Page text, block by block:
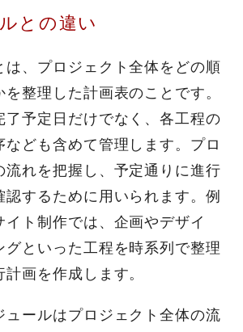
との違い
は、プロジェクト全体をどの順
整理した計画表のことです。
了予定日だけでなく、各工程の
なども含めて管理します。プロ
流れを把握し、予定通りに進行
認するために用いられます。例
イト制作では、企画やデザイ
グといった工程を時系列で整理
計画を作成します。
ュールはプロジェクト全体の流